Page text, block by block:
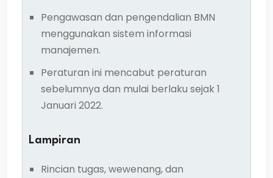
Pengawasan dan pengendalian BMN
menggunakan sistem informasi
manajemen.
Peraturan ini mencabut peraturan
sebelumnya dan mulai berlaku sejak 1
Januari 2022.
Lampiran
Rincian tugas, wewenang, dan